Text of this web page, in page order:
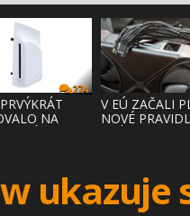
274
NA
V EÚ ZAČALI
NOVÉ